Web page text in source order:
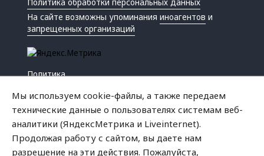
Политика обработки персональных данных
На сайте возможны упоминанияиноагентов и
запрещенных организаций
Политика
Мы используем cookie-файлы, а также передаем
технические данные о пользователях системам веб-
аналитики (ЯндексМетрика и Liveinternet).
Продолжая работу с сайтом, вы даете нам
разрешение на эти действия. Пожалуйста,